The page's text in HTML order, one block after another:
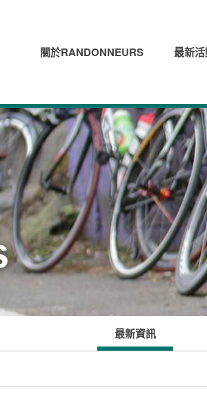
關於RANDONNEURS 最新
最新資訊